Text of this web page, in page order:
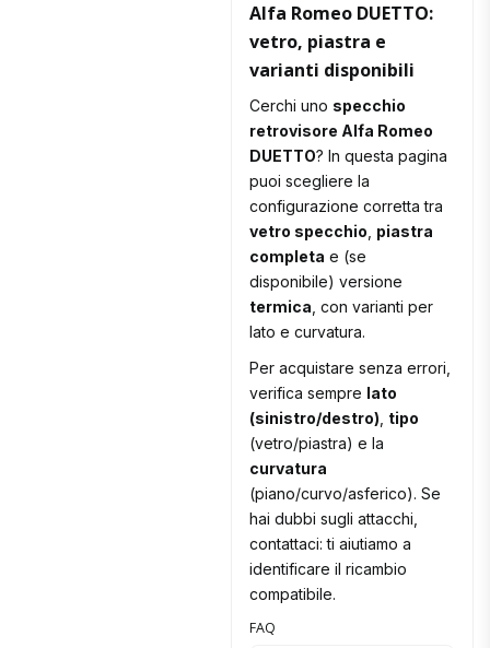
Alfa Romeo DUETTO:
vetro, piastra e
varianti disponibili
Cerchi uno specchio
retrovisore Alfa Romeo
DUETTO? In questa pagina
puoi scegliere la
configurazione corretta tra
vetro specchio piastra
completa e (se
disponibile) versione
termica , con varianti per
lato e curvatura.
Per acquistare senza errori,
verifica sempre lato
(sinistro/destro) tipo
(vetro/piastra) e la
curvatura
(piano/curvo/asferico). Se
hai dubbi sugli attacchi,
contattaci: ti aiutiamo a
identificare il ricambio
compatibile.
FAQ